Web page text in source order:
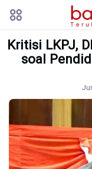
Kritisi LKPJ,
soal